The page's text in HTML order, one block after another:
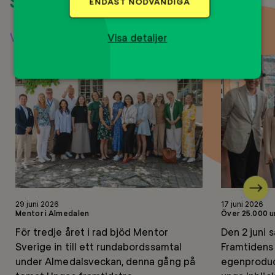
Visa alla nyheter
Läs
mer
29 juni 2026
Mentor i Almedalen
För tredje året i rad bjöd Mentor
Sverige in till ett rundabordssamtal
under Almedalsveckan, denna gång på
Läs
mer
17 juni 2026
Över 25.000
Den 2 juni
Nästa
Visa detaljer